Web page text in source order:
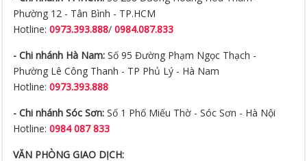
Phường 12 - Tân Bình - TP.HCM
Hotline:0973.393.888/0984.087.833
- Chi nhánh Hà Nam: Số 95 Đường Phạm Ngọc Thạch -
Phường Lê Công Thanh - TP Phủ Lý - Hà Nam
Hotline:0973.393.888
- Chi nhánh Sóc Sơn: Số 1 Phố Miếu Thờ - Sóc Sơn - Hà Nội
Hotline:0984 087 833
VĂN PHÒNG GIAO DỊCH: